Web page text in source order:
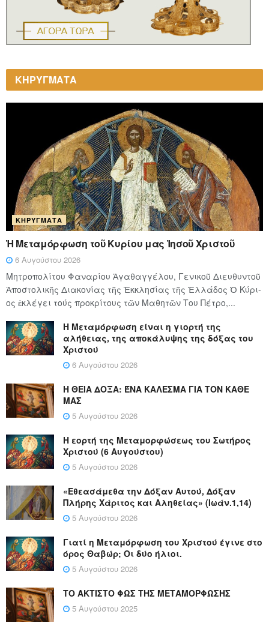
ΚΗΡΥΓΜΑΤΑ
ΚΗΡΎΓΜΑΤΑ
Ἡ Μεταμόρφωση τοῦ Κυρίου μας Ἰησοῦ Χριστοῦ
6 Αυγούστου 2026
Μητροπολίτου Φαναρίου Ἀγαθαγγέλου, Γενικοῦ Διευθυντοῦ
Ἀποστολικῆς Διακονίας τῆς Ἐκκλησίας τῆς Ἑλλάδος Ὁ Κύ­ρι­
ος ἐκλέγει τούς προ­κρί­τους τῶν Μα­θη­τῶν Του Πέ­τρο,...
Η Μεταμόρφωση είναι η γιορτή της
αλήθειας, της αποκάλυψης της δόξας του
Χριστού
6 Αυγούστου 2026
Η ΘΕΙΑ ΔΟΞΑ: ΈΝΑ ΚΑΛΕΣΜΑ ΓΙΑ ΤΟΝ ΚΑΘΕ
ΜΑΣ
5 Αυγούστου 2026
Η εορτή της Μεταμορφώσεως του Σωτήρος
Χριστού (6 Αυγούστου)
5 Αυγούστου 2026
«Εθεασάμεθα την Δόξαν Αυτού, Δόξαν
Πλήρης Χάριτος και Αληθείας» (Ιωάν.1,14)
5 Αυγούστου 2026
Γιατί η Μεταμόρφωση του Χριστού έγινε στο
όρος Θαβώρ; Οι δύο ήλιοι.
5 Αυγούστου 2026
ΤΟ ΑΚΤΙΣΤΟ ΦΩΣ ΤΗΣ ΜΕΤΑΜΟΡΦΩΣΗΣ
5 Αυγούστου 2025